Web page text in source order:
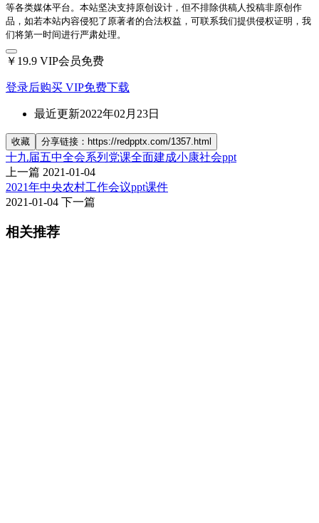
等各类媒体平台。本站坚决支持原创设计，但不排除供稿人投稿非原创作
品，如若本站内容侵犯了原著者的合法权益，可联系我们提供侵权证明，我
们将第一时间进行严肃处理。
￥19.9 VIP会员免费
登录后购买 VIP免费下载
最近更新2022年02月23日
收藏 分享链接：https://redpptx.com/1357.html
十九届五中全会系列党课全面建成小康社会ppt
上一篇 2021-01-04
2021年中央农村工作会议ppt课件
2021-01-04 下一篇
相关推荐